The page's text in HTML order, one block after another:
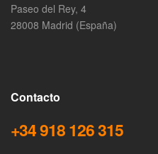
Paseo del Rey, 4
28008 Madrid (España)
Contacto
+34 918 126 315